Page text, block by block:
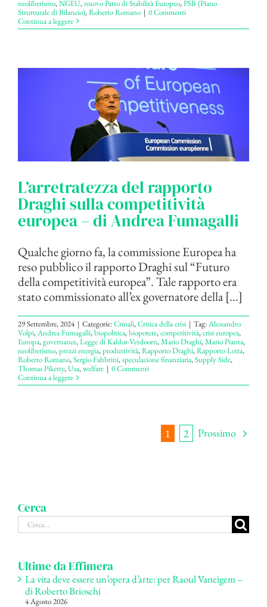
neoliberismo,NGEU,nuovo Patto di Stabilità Europeo,PSB (Piano
Strutturale di Bilancio),Roberto Romano | 0 Commenti
Continua a leggere
L’arretratezza del rapporto
Draghi sulla competitività
europea – di Andrea Fumagalli
Qualche giorno fa, la commissione Europea ha
reso pubblico il rapporto Draghi sul “Futuro
della competitività europea”. Tale rapporto era
stato commissionato all’ex governatore della [...]
29 Settembre, 2024 | Categorie:Crinali,Critica della crisi | Tag:Alessandro
Volpi,Andrea Fumagalli,biopolitica,biopotere,competitività,crisi europea,
Europa,governance,Legge di Kaldor-Verdoorn,Mario Draghi,Mario Pianta,
neoliberismo,prezzi energia,produttività,Rapporto Draghi,Rapporto Letta,
Roberto Romano,Sergio Fabbrini,speculazione finanziaria,Supply Side,
Thomas Piketty,Usa,welfare | 0 Commenti
Continua a leggere
1 2 Prossimo
Cerca
Cerca
per:
Ultime da Effimera
La vita deve essere un’opera d’arte: per Raoul Vaneigem –
di Roberto Brioschi
4 Agosto 2026